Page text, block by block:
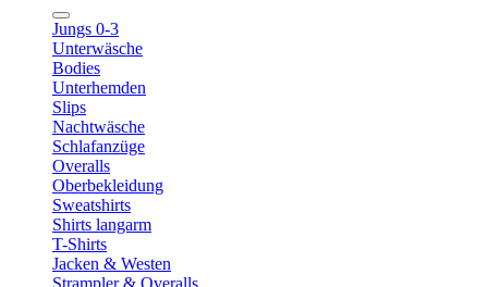
Jungs 0-3
Unterwäsche
Bodies
Unterhemden
Slips
Nachtwäsche
Schlafanzüge
Overalls
Oberbekleidung
Sweatshirts
Shirts langarm
T-Shirts
Jacken & Westen
Strampler & Overalls